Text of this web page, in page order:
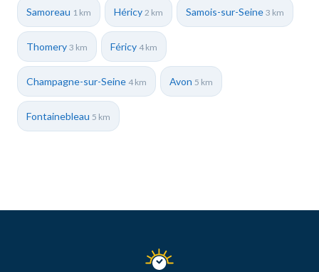
Samoreau 1 km Héricy 2 km Samois-sur-Seine 3 km
Thomery 3 km Féricy 4 km
Champagne-sur-Seine 4 km Avon 5 km
Fontainebleau 5 km